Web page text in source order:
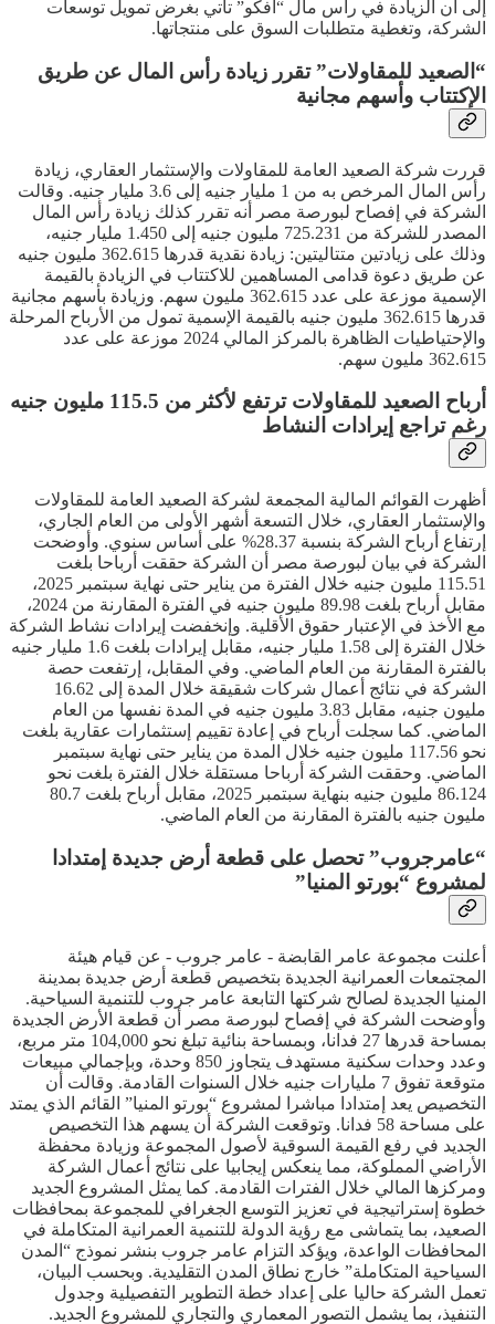
إلى أن الزيادة في رأس مال “أفكو” تأتي بغرض تمويل توسعات
الشركة، وتغطية متطلبات السوق على منتجاتها.
“الصعيد للمقاولات” تقرر زيادة رأس المال عن طريق
الإكتتاب وأسهم مجانية
قررت شركة الصعيد العامة للمقاولات والإستثمار العقاري، زيادة
رأس المال المرخص به من 1 مليار جنيه إلى 3.6 مليار جنيه. وقالت
الشركة في إفصاح لبورصة مصر أنه تقرر كذلك زيادة رأس المال
المصدر للشركة من 725.231 مليون جنيه إلى 1.450 مليار جنيه،
وذلك على زيادتين متتاليتين: زيادة نقدية قدرها 362.615 مليون جنيه
عن طريق دعوة قدامى المساهمين للاكتتاب في الزيادة بالقيمة
الإسمية موزعة على عدد 362.615 مليون سهم. وزيادة بأسهم مجانية
قدرها 362.615 مليون جنيه بالقيمة الإسمية تمول من الأرباح المرحلة
والإحتياطيات الظاهرة بالمركز المالي 2024 موزعة على عدد
362.615 مليون سهم.
أرباح الصعيد للمقاولات ترتفع لأكثر من 115.5 مليون جنيه
رغم تراجع إيرادات النشاط
أظهرت القوائم المالية المجمعة لشركة الصعيد العامة للمقاولات
والإستثمار العقاري، خلال التسعة أشهر الأولى من العام الجاري،
إرتفاع أرباح الشركة بنسبة 28.37% على أساس سنوي. وأوضحت
الشركة في بيان لبورصة مصر أن الشركة حققت أرباحا بلغت
115.51 مليون جنيه خلال الفترة من يناير حتى نهاية سبتمبر 2025،
مقابل أرباح بلغت 89.98 مليون جنيه في الفترة المقارنة من 2024،
مع الأخذ في الإعتبار حقوق الأقلية. وإنخفضت إيرادات نشاط الشركة
خلال الفترة إلى 1.58 مليار جنيه، مقابل إيرادات بلغت 1.6 مليار جنيه
بالفترة المقارنة من العام الماضي. وفي المقابل، إرتفعت حصة
الشركة في نتائج أعمال شركات شقيقة خلال المدة إلى 16.62
مليون جنيه، مقابل 3.83 مليون جنيه في المدة نفسها من العام
الماضي. كما سجلت أرباح في إعادة تقييم إستثمارات عقارية بلغت
نحو 117.56 مليون جنيه خلال المدة من يناير حتى نهاية سبتمبر
الماضي. وحققت الشركة أرباحا مستقلة خلال الفترة بلغت نحو
86.124 مليون جنيه بنهاية سبتمبر 2025، مقابل أرباح بلغت 80.7
مليون جنيه بالفترة المقارنة من العام الماضي.
“عامرجروب” تحصل على قطعة أرض جديدة إمتدادا
لمشروع “بورتو المنيا”
أعلنت مجموعة عامر القابضة - عامر جروب - عن قيام هيئة
المجتمعات العمرانية الجديدة بتخصيص قطعة أرض جديدة بمدينة
المنيا الجديدة لصالح شركتها التابعة عامر جروب للتنمية السياحية.
وأوضحت الشركة في إفصاح لبورصة مصر أن قطعة الأرض الجديدة
بمساحة قدرها 27 فدانا، وبمساحة بنائية تبلغ نحو 104,000 متر مربع،
وعدد وحدات سكنية مستهدف يتجاوز 850 وحدة، وبإجمالي مبيعات
متوقعة تفوق 7 مليارات جنيه خلال السنوات القادمة. وقالت أن
التخصيص يعد إمتدادا مباشرا لمشروع “بورتو المنيا” القائم الذي يمتد
على مساحة 58 فدانا. وتوقعت الشركة أن يسهم هذا التخصيص
الجديد في رفع القيمة السوقية لأصول المجموعة وزيادة محفظة
الأراضي المملوكة، مما ينعكس إيجابيا على نتائج أعمال الشركة
ومركزها المالي خلال الفترات القادمة. كما يمثل المشروع الجديد
خطوة إستراتيجية في تعزيز التوسع الجغرافي للمجموعة بمحافظات
الصعيد، بما يتماشى مع رؤية الدولة للتنمية العمرانية المتكاملة في
المحافظات الواعدة، ويؤكد التزام عامر جروب بنشر نموذج “المدن
السياحية المتكاملة” خارج نطاق المدن التقليدية. وبحسب البيان،
تعمل الشركة حاليا على إعداد خطة التطوير التفصيلية وجدول
التنفيذ، بما يشمل التصور المعماري والتجاري للمشروع الجديد.